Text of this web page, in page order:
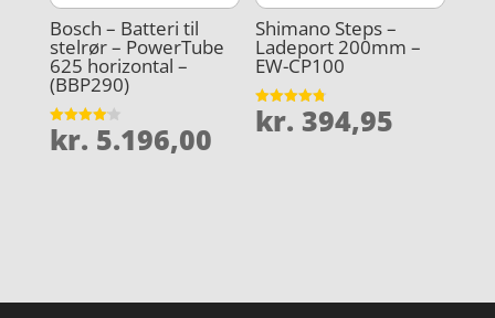
Bosch – Batteri til
stelrør – PowerTube
625 horizontal –
(BBP290)
Vurderet
4.1
kr. 5.196,00
Shimano Steps –
Ladeport 200mm –
EW-CP100
Vurderet
4.8
kr. 394,95